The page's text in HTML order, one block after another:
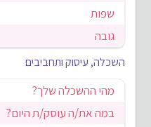
שפות
גובה
השכלה, עיסוק ותחביבים
מהי ההשכלה שלך?
במה את/ה עוסק/ת היום?